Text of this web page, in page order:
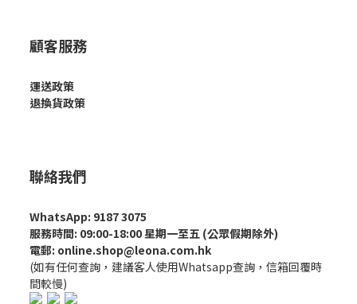
顧客服務
運送政策
退換貨政策
聯絡我們
WhatsApp: 9187 3075
服務時間: 09:00-18:00 星期一至五 (公眾假期除外)
電郵: online.shop@leona.com.hk
(如有任何查詢，建議客人使用Whatsapp查詢，信箱回覆時
間較慢)